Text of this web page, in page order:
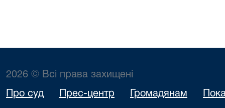
2026 © Всі права захищені
Про суд Прес-центр Громадянам